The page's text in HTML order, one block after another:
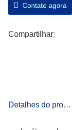
Peso da
Contate agora
Compartilhar:
Detalhes do produto